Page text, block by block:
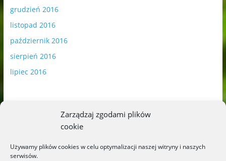
Zarządzaj zgodami plików
cookie
Używamy plików cookies w celu optymalizacji naszej witryny i naszych
serwisów.
grudzień 2016
listopad 2016
październik 2016
sierpień 2016
lipiec 2016